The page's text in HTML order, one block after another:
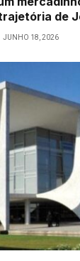
de
JUNHO 18, 2026